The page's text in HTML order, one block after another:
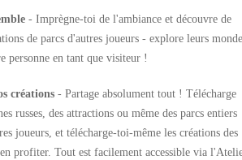
- Imprègne-toi de l'ambiance et découvre de
de parcs d'autres joueurs - explore leurs
personne en tant que visiteur !
créations - Partage absolument tout ! Télécharge
russes, des attractions ou même des parcs entiers
joueurs, et télécharge-toi-même les créations des
profiter. Tout est facilement accessible via